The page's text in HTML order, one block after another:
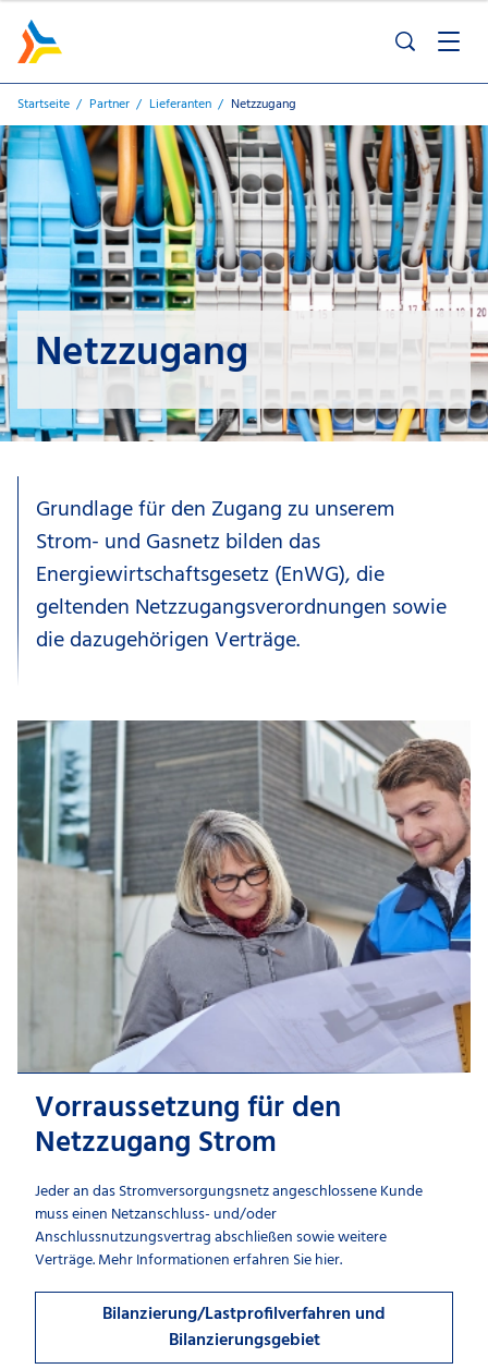
Startseite Partner Lieferanten Netzzugang
Netzzugang
Grundlage für den Zugang zu unserem
Strom- und Gasnetz bilden das
Energiewirtschaftsgesetz (EnWG), die
geltenden Netzzugangsverordnungen sowie
die dazugehörigen Verträge.
Vorraussetzung für den
Netzzugang Strom
Jeder an das Stromversorgungsnetz angeschlossene Kunde
muss einen Netzanschluss- und/oder
Anschlussnutzungsvertrag abschließen sowie weitere
Verträge. Mehr Informationen erfahren Sie hier.
Bilanzierung/Lastprofilverfahren und
Bilanzierungsgebiet